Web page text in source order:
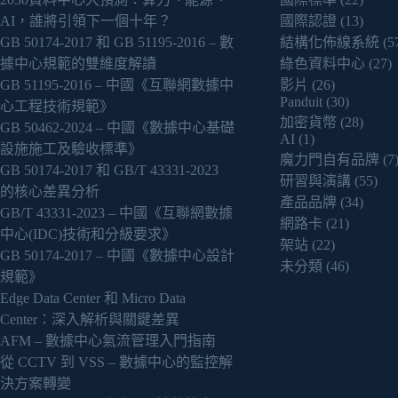
AI，誰將引領下一個十年？
GB 50174-2017 和 GB 51195-2016 – 數
據中心規範的雙維度解讀
GB 51195-2016 – 中國《互聯網數據中
心工程技術規範》
GB 50462-2024 – 中國《數據中心基礎
設施施工及驗收標準》
GB 50174-2017 和 GB/T 43331-2023
的核心差異分析
GB/T 43331-2023 – 中國《互聯網數據
中心(IDC)技術和分級要求》
GB 50174-2017 – 中國《數據中心設計
規範》
Edge Data Center 和 Micro Data
Center：深入解析與關鍵差異
AFM – 數據中心氣流管理入門指南
從 CCTV 到 VSS – 數據中心的監控解
決方案轉變
國際認證(13)
結構化佈線系統
綠色資料中心(27)
影片 (26)
Panduit(30)
加密貨幣 (28)
AI(1)
魔力門自有品牌(7)
研習與演講(55)
產品品牌(34)
網路卡 (21)
架站(22)
未分類 (46)